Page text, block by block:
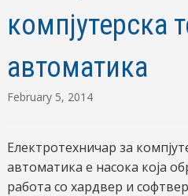
компјутерска
автоматика
February 5, 2014
Електротехничар за
автоматика е насока која
работа со хардвер и